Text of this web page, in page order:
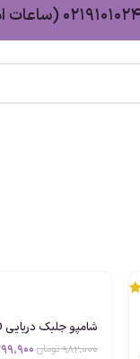
شامپو جلبک دریایی SEAWEED حجم900ml اصل
982،000 تومان